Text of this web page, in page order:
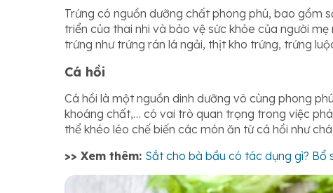
Trứng có nguồn dưỡng chất phong phú, bao gồm
triển của thai nhi và bảo vệ sức khỏe của người
trứng như trứng rán lá ngải, thịt kho trứng, trứng
Cá hồi
Cá hồi là một nguồn dinh dưỡng vô cùng phong
khoáng chất,… có vai trò quan trọng trong việc
thể khéo léo chế biến các món ăn từ cá hồi như
>> Xem thêm: Sắt cho bà bầu có tác dụng gì? Bổ